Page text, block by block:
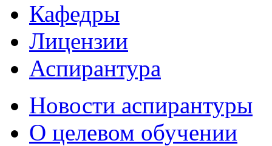
Кафедры
Лицензии
Аспирантура
Новости аспирантуры
О целевом обучении